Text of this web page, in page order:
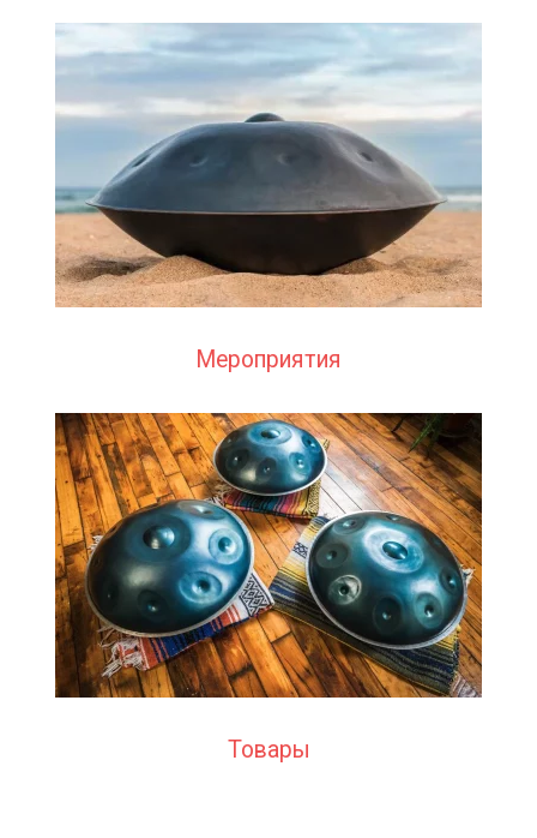
Мероприятия
Товары